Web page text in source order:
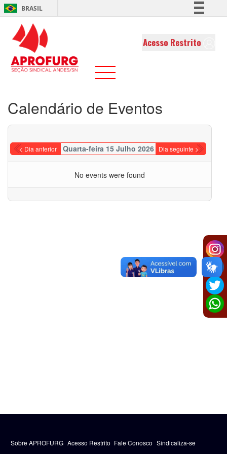
BRASIL
Comunica BR
Acesso Restrito
Calendário de Eventos
< Dia anterior Quarta-feira 15 Julho 2026 Dia seguinte >
No events were found
Sobre APROFURG Acesso Restrito Fale Conosco Sindicaliza-se